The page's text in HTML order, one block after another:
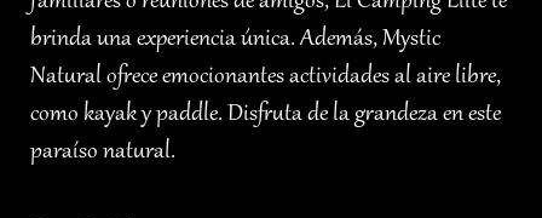
brinda una experiencia única. Además, Mystic
Natural ofrece emocionantes actividades al aire libre,
como kayak y paddle. Disfruta de la grandeza en este
paraíso natural.